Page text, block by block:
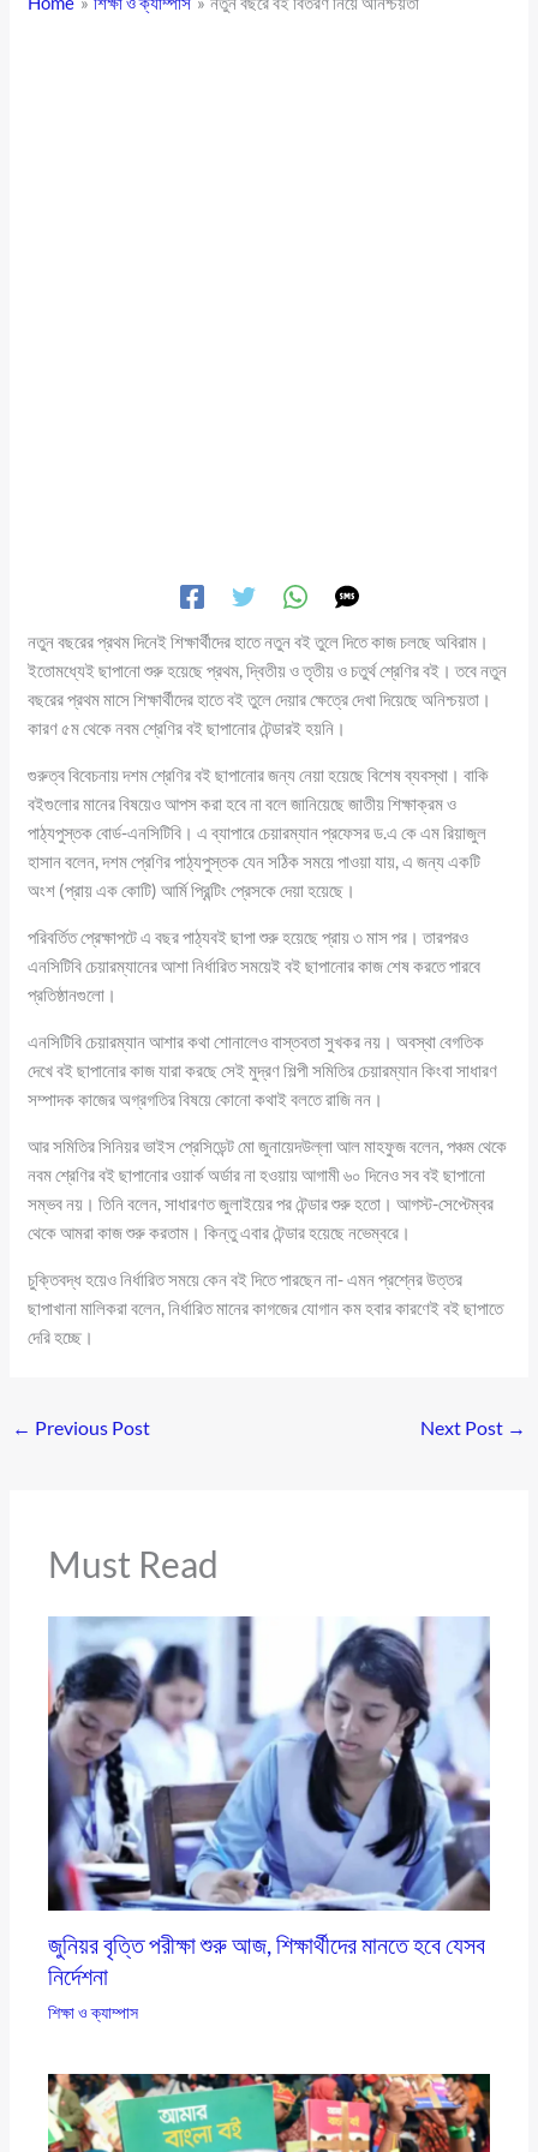
নতুন বছরের প্রথম দিনেই শিক্ষার্থীদের হাতে নতুন বই তুলে দিতে কাজ চলছে অবিরাম।
ইতোমধ্যেই ছাপানো শুরু হয়েছে প্রথম, দ্বিতীয় ও তৃতীয় ও চতুর্থ শ্রেণির বই। তবে নতুন
বছরের প্রথম মাসে শিক্ষার্থীদের হাতে বই তুলে দেয়ার ক্ষেত্রে দেখা দিয়েছে অনিশ্চয়তা।
কারণ ৫ম থেকে নবম শ্রেণির বই ছাপানোর টেন্ডারই হয়নি।
গুরুত্ব বিবেচনায় দশম শ্রেণির বই ছাপানোর জন্য নেয়া হয়েছে বিশেষ ব্যবস্থা। বাকি
বইগুলোর মানের বিষয়েও আপস করা হবে না বলে জানিয়েছে জাতীয় শিক্ষাক্রম ও
পাঠ্যপুস্তক বোর্ড-এনসিটিবি। এ ব্যাপারে চেয়ারম্যান প্রফেসর ড.এ কে এম রিয়াজুল
হাসান বলেন, দশম প্রেণির পাঠ্যপুস্তক যেন সঠিক সময়ে পাওয়া যায়, এ জন্য একটি
অংশ (প্রায় এক কোটি) আর্মি প্রিন্টিং প্রেসকে দেয়া হয়েছে।
পরিবর্তিত প্রেক্ষাপটে এ বছর পাঠ্যবই ছাপা শুরু হয়েছে প্রায় ৩ মাস পর। তারপরও
এনসিটিবি চেয়ারম্যানের আশা নির্ধারিত সময়েই বই ছাপানোর কাজ শেষ করতে পারবে
প্রতিষ্ঠানগুলো।
এনসিটিবি চেয়ারম্যান আশার কথা শোনালেও বাস্তবতা সুখকর নয়। অবস্থা বেগতিক
দেখে বই ছাপানোর কাজ যারা করছে সেই মুদ্রণ শিল্পী সমিতির চেয়ারম্যান কিংবা সাধারণ
সম্পাদক কাজের অগ্রগতির বিষয়ে কোনো কথাই বলতে রাজি নন।
আর সমিতির সিনিয়র ভাইস প্রেসিডেন্ট মো জুনায়েদউল্লা আল মাহফুজ বলেন, পঞ্চম থেকে
নবম শ্রেণির বই ছাপানোর ওয়ার্ক অর্ডার না হওয়ায় আগামী ৬০ দিনেও সব বই ছাপানো
সম্ভব নয়। তিনি বলেন, সাধারণত জুলাইয়ের পর টেন্ডার শুরু হতো। আগস্ট-সেপ্টেম্বর
থেকে আমরা কাজ শুরু করতাম। কিন্তু এবার টেন্ডার হয়েছে নভেম্বরে।
চুক্তিবদ্ধ হয়েও নির্ধারিত সময়ে কেন বই দিতে পারছেন না- এমন প্রশ্নের উত্তর
ছাপাখানা মালিকরা বলেন, নির্ধারিত মানের কাগজের যোগান কম হবার কারণেই বই ছাপাতে
দেরি হচ্ছে।
← Previous Post Next Post →
Must Read
জুনিয়র বৃত্তি পরীক্ষা শুরু আজ, শিক্ষার্থীদের মানতে হবে যেসব
নির্দেশনা
শিক্ষা ও ক্যাম্পাস